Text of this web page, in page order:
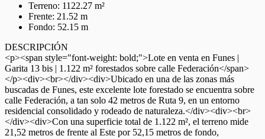
Terreno: 1122.27 m²
Frente: 21.52 m
Fondo: 52.15 m
DESCRIPCIÓN
<p><span style="font-weight: bold;">Lote en venta en Funes |
Garita 13 bis | 1.122 m² forestados sobre calle Federación</span>
</p><div><br></div><div>Ubicado en una de las zonas más
buscadas de Funes, este excelente lote forestado se encuentra sobre
calle Federación, a tan solo 42 metros de Ruta 9, en un entorno
residencial consolidado y rodeado de naturaleza.</div><div><br>
</div><div>Con una superficie total de 1.122 m², el terreno mide
21,52 metros de frente al Este por 52,15 metros de fondo,